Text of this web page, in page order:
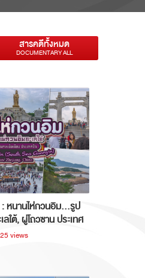
สารคดีทั้งหมด
DOCUMENTARY ALL
: หนานไห่กวนอิม...รูป
ใต้, ผู่โถวซาน ประเทศ
จีนviews